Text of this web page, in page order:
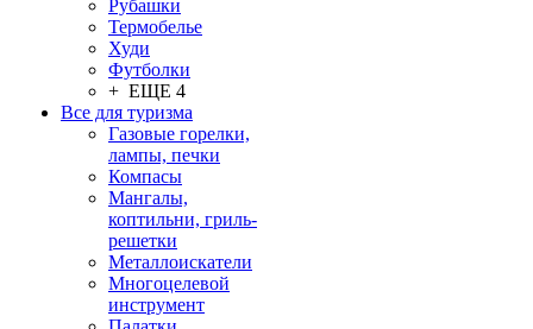
Рубашки
Термобелье
Худи
Футболки
+ ЕЩЕ 4
Все для туризма
Газовые горелки,
лампы, печки
Компасы
Мангалы,
коптильни, гриль-
решетки
Металлоискатели
Многоцелевой
инструмент